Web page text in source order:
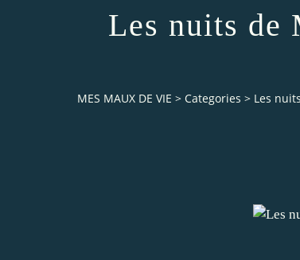
Les nuits de
MES MAUX DE VIE > Categories > Les